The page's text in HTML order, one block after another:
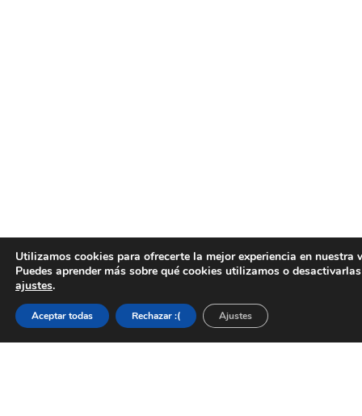
Utilizamos cookies para ofrecerte la mejor experiencia en nuestra
Puedes aprender más sobre qué cookies utilizamos o
ajustes.
Aceptar todas Rechazar :( Ajustes